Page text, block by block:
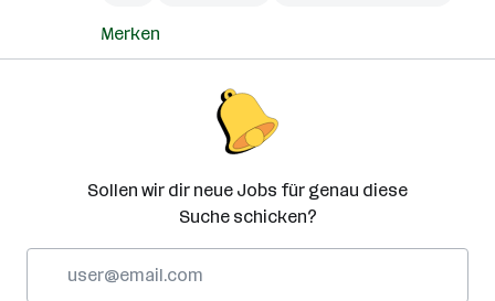
Merken
Sollen wir dir neue Jobs für genau diese
Suche schicken?